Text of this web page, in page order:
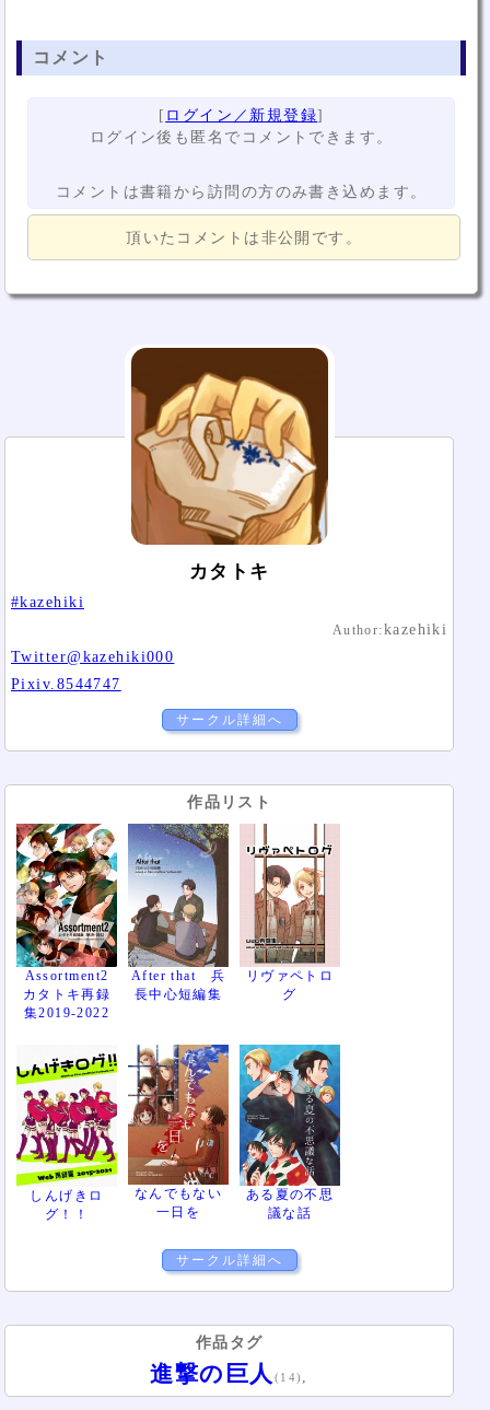
コメント
[ ログイン／新規登録]
ログイン後も匿名でコメントできます。
コメントは書籍から訪問の方のみ書き込めます。
頂いたコメントは非公開です。
カタトキ
#kazehiki
Author:kazehiki
Twitter@kazehiki000
Pixiv.8544747
サークル詳細へ
作品リスト
Assortment2
カタトキ再録
集2019-2022
After that 兵
長中心短編集
リヴァペトロ
グ
しんげきロ
グ！！
なんでもない
一日を
ある夏の不思
議な話
サークル詳細へ
作品タグ
進撃の巨人 (14) ,